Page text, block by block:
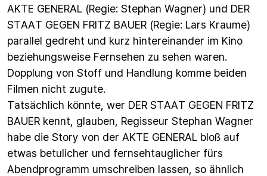
AKTE GENERAL (Regie: Stephan Wagner) und DER
STAAT GEGEN FRITZ BAUER (Regie: Lars Kraume)
parallel gedreht und kurz hintereinander im Kino
beziehungsweise Fernsehen zu sehen waren.
Dopplung von Stoff und Handlung komme beiden
Filmen nicht zugute.
Tatsächlich könnte, wer DER STAAT GEGEN FRITZ
BAUER kennt, glauben, Regisseur Stephan Wagner
habe die Story von der AKTE GENERAL bloß auf
etwas betulicher und fernsehtauglicher fürs
Abendprogramm umschreiben lassen, so ähnlich